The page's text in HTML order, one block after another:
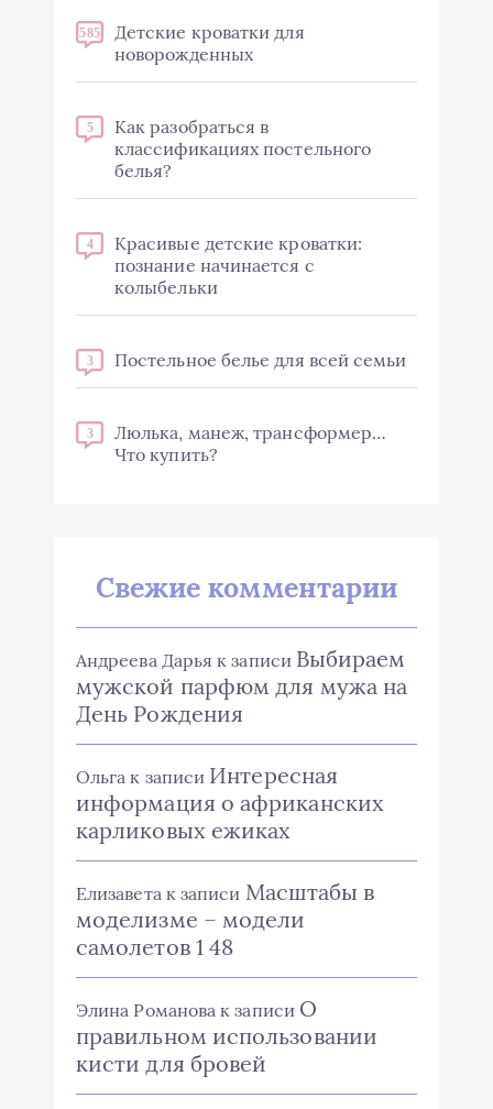
585
Детские кроватки для
новорожденных
5
Как разобраться в
классификациях постельного
белья?
4
Красивые детские кроватки:
познание начинается с
колыбельки
3 Постельное белье для всей семьи
3
Люлька, манеж, трансформер…
Что купить?
Свежие комментарии
Андреева Дарья к записи Выбираем
мужской парфюм для мужа на
День Рождения
Ольга к записи Интересная
информация о африканских
карликовых ежиках
Елизавета к записи Масштабы в
моделизме – модели
самолетов 1 48
Элина Романова к записи О
правильном использовании
кисти для бровей